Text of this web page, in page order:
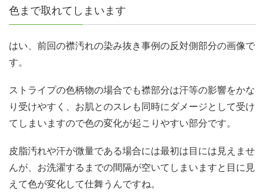
色まで取れてしまいます
はい、前回の襟汚れの染み抜き事例の反対側部分の画像で
す。
ストライプの色柄物の場合でも襟部分は汗等の影響をかな
り受けやすく、お肌とのスレも同時にダメージとして受け
てしまいますので色の変化が起こりやすい部分です。
皮脂汚れや汗が微量である場合には最初は目には見えませ
んが、お洗濯するまでの間隔が空いてしまいますと目に見
えて色が変化して仕舞うんですね。